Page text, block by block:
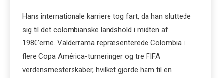
Hans internationale karriere tog fart, da han sluttede
sig til det colombianske landshold i midten af
1980’erne. Valderrama repræsenterede Colombia i
flere Copa América-turneringer og tre FIFA
verdensmesterskaber, hvilket gjorde ham til en